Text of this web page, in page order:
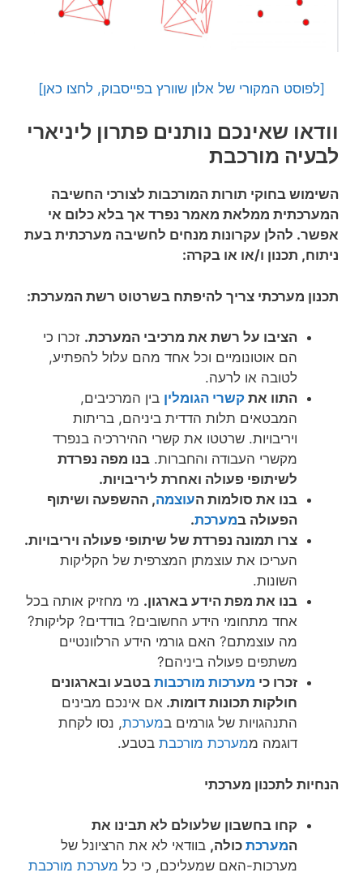
[לפוסט המקורי של אלון שוורץ בפייסבוק, לחצו כאן]
וודאו שאינכם נותנים פתרון ליניארי
לבעיה מורכבת
השימוש בחוקי תורות המורכבות לצורכי החשיבה
המערכתית ממלאת מאמר נפרד אך בלא כלום אי
אפשר. להלן עקרונות מנחים לחשיבה מערכתית בעת
ניתוח, תכנון ו/או או בקרה:
תכנון מערכתי צריך להיפתח בשרטוט רשת המערכת:
הציבו על רשת את מרכיבי המערכת. זכרו כי
הם אוטונומיים וכל אחד מהם עלול להפתיע,
לטובה או לרעה.
התוו את קשרי הגומלין בין המרכיבים,
המבטאים תלות הדדית ביניהם, בריתות
ויריבויות. שרטטו את קשרי ההיררכיה בנפרד
מקשרי העבודה והחברות. בנו מפה נפרדת
לשיתופי פעולה ואחרת ליריבויות.
בנו את סולמות העוצמה, ההשפעה ושיתוף
הפעולה במערכת.
צרו תמונה נפרדת של שיתופי פעולה ויריבויות.
העריכו את עוצמתן המצרפית של הקליקות
השונות.
בנו את מפת הידע בארגון. מי מחזיק אותה בכל
אחד מתחומי הידע החשובים? בודדים? קליקות?
מה עוצמתם? האם גורמי הידע הרלוונטיים
משתפים פעולה ביניהם?
זכרו כי מערכות מורכבות בטבע ובארגונים
חולקות תכונות דומות. אם אינכם מבינים
התנהגויות של גורמים במערכת, נסו לקחת
דוגמה ממערכת מורכבת בטבע.
הנחיות לתכנון מערכתי
קחו בחשבון שלעולם לא תבינו את
המערכת כולה, בוודאי לא את הרציונל של
מערכות-האם שמעליכם, כי כל מערכת מורכבת